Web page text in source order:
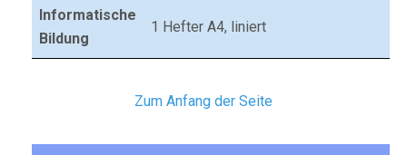
Informatische
Bildung
1 Hefter A4, liniert
Zum Anfang der Seite